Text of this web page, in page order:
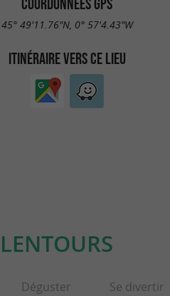
COORDONNÉES GPS
45° 49'11.76"N, 0° 57'4.43"W
ITINÉRAIRE VERS CE LIEU
Déguster Se divertir